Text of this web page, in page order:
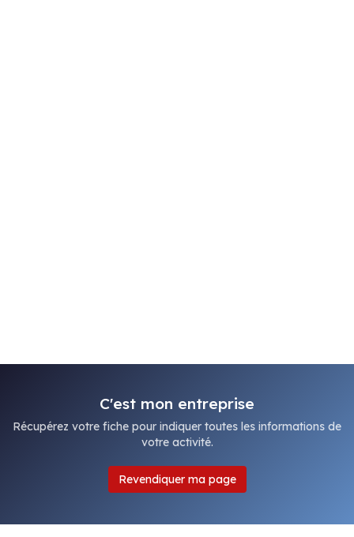
C'est mon entreprise
Récupérez votre fiche pour indiquer toutes les informations de
votre activité.
Revendiquer ma page